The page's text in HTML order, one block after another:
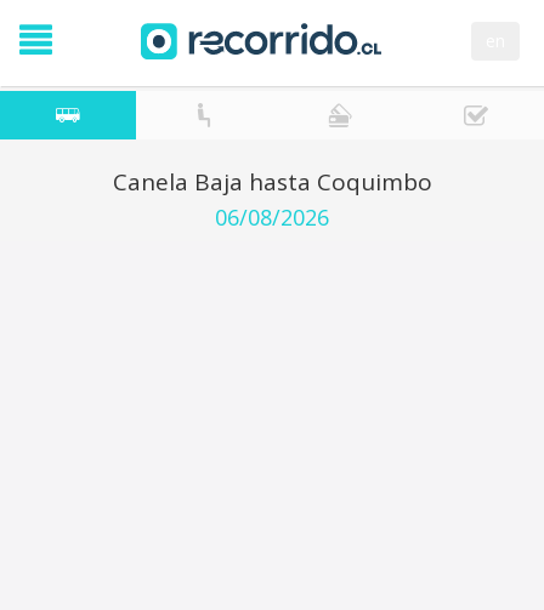
Canela Baja hasta Coquimbo
06/08/2026